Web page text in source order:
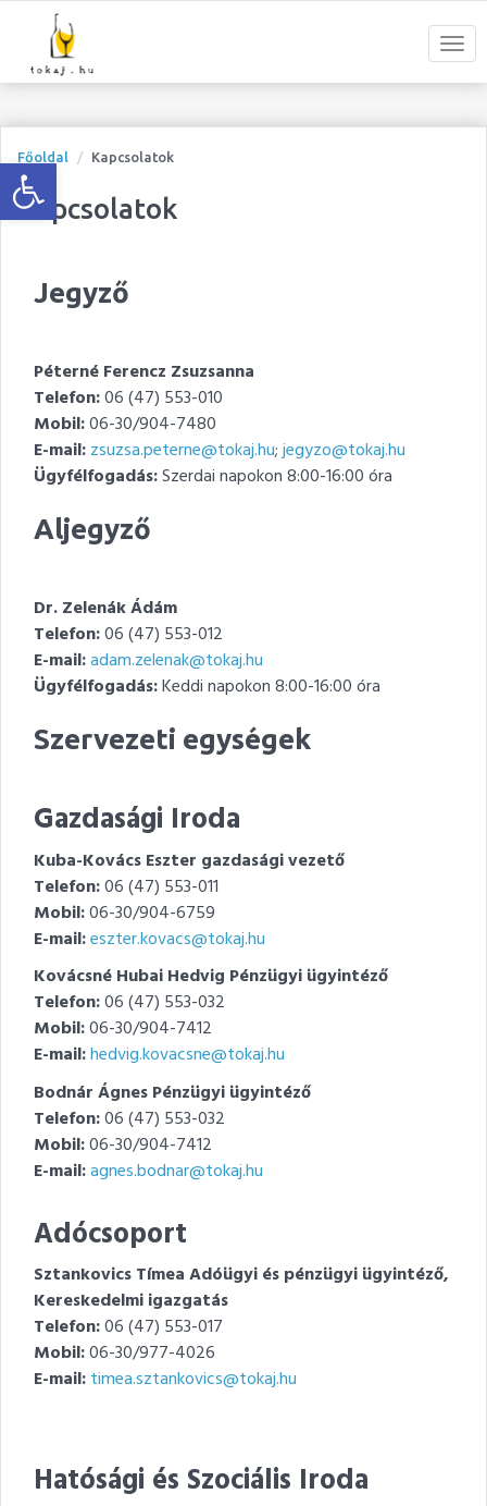
Open toolbar
Főoldal Kapcsolatok
Kapcsolatok
Jegyző
Péterné Ferencz Zsuzsanna
Telefon:06 (47) 553-010
Mobil:06-30/904-7480
E-mail:zsuzsa.peterne@tokaj.hu;jegyzo@tokaj.hu
Ügyfélfogadás:Szerdai napokon 8:00-16:00 óra
Aljegyző
Dr. Zelenák Ádám
Telefon:06 (47) 553-012
E-mail:adam.zelenak@tokaj.hu
Ügyfélfogadás:Keddi napokon 8:00-16:00 óra
Szervezeti egységek
Gazdasági Iroda
Kuba-Kovács Eszter gazdasági vezető
Telefon:06 (47) 553-011
Mobil:06-30/904-6759
E-mail:eszter.kovacs@tokaj.hu
Kovácsné Hubai Hedvig Pénzügyi ügyintéző
Telefon:06 (47) 553-032
Mobil:06-30/904-7412
E-mail:hedvig.kovacsne@tokaj.hu
Bodnár Ágnes Pénzügyi ügyintéző
Telefon:06 (47) 553-032
Mobil:06-30/904-7412
E-mail:agnes.bodnar@tokaj.hu
Adócsoport
Sztankovics Tímea Adóügyi és pénzügyi ügyintéző,
Kereskedelmi igazgatás
Telefon:06 (47) 553-017
Mobil:06-30/977-4026
E-mail:timea.sztankovics@tokaj.hu
Hatósági és Szociális Iroda